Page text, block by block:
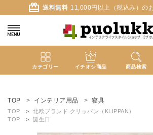
card_giftcard 送料無料 11,000円以上（税込み）の
カテゴリー イチオシ商品 商品検索
ようこそ ゲスト 様
TOP インテリア用品 寝具
TOP
北欧ブランド クリッパン（KLIPPAN）
TOP
誕生日